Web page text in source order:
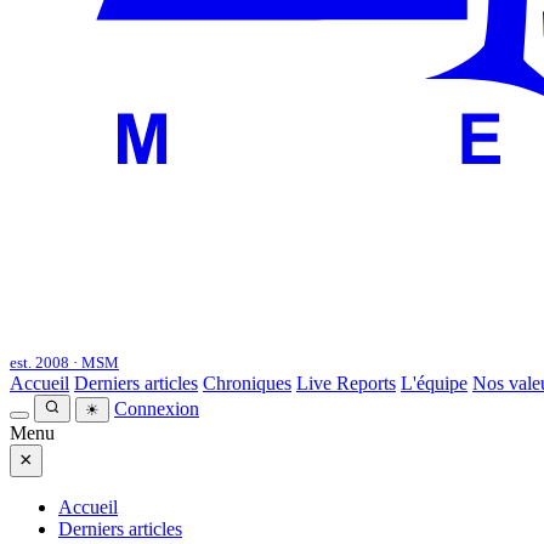
est. 2008 · MSM
Accueil Derniers articles Chroniques Live Reports L'équipe Nos
☀
Connexion
Menu
×
Accueil
Derniers articles